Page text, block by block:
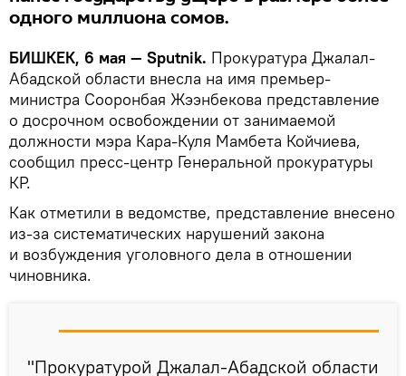
одного миллиона сомов.
БИШКЕК, 6 мая — Sputnik. Прокуратура Джалал-
Абадской области внесла на имя премьер-
министра Сооронбая Жээнбекова представление
о досрочном освобождении от занимаемой
должности мэра Кара-Куля Мамбета Койчиева,
сообщил пресс-центр Генеральной прокуратуры
КР.
Как отметили в ведомстве, представление внесено
из-за систематических нарушений закона
и возбуждения уголовного дела в отношении
чиновника.
"Прокуратурой Джалал-Абадской области